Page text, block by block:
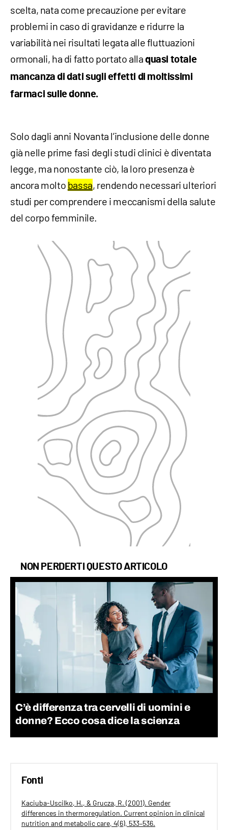
scelta, nata come precauzione per evitare
problemi in caso di gravidanze e ridurre la
variabilità nei risultati legata alle fluttuazioni
ormonali, ha di fatto portato allaquasi totale
mancanza di dati sugli effetti di moltissimi
farmaci sulle donne.
Solo dagli anni Novanta l’inclusione delle donne
già nelle prime fasi degli studi clinici è diventata
legge, ma nonostante ciò, la loro presenza è
ancora molto bassa, rendendo necessari ulteriori
studi per comprendere i meccanismi della salute
del corpo femminile.
NON PERDERTI QUESTO ARTICOLO
C’è differenza tra cervelli di uomini e
donne? Ecco cosa dice la scienza
Fonti
Kaciuba-Uscilko, H., & Grucza, R. (2001). Gender
differences in thermoregulation. Current opinion in clinical
nutrition and metabolic care, 4(6), 533–536.